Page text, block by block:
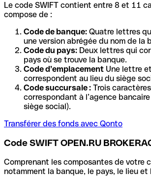
Le code SWIFT contient entre 8 et 11
compose de :
Code de banque: Quatre lettres
une version abrégée du nom de la
Code du pays: Deux lettres qui
pays où se trouve la banque.
Code d’emplacement Une lettre
correspondent au lieu du siège
Code succursale : Trois
correspondant à l’agence
siège social).
Transférer des fonds avec Qonto
Code SWIFT OPEN.RU
Comprenant les composantes de votre
notamment la banque, le pays, le lieu et